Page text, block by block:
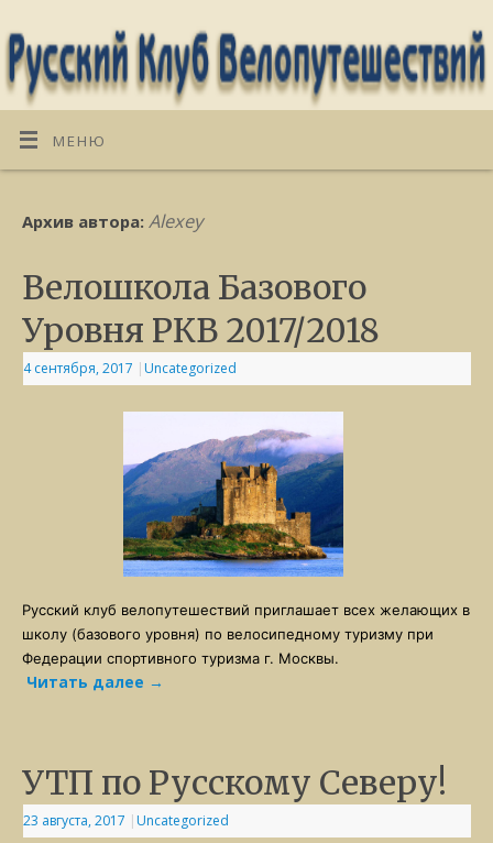
МЕНЮ
Архив автора: Alexey
Велошкола Базового
Уровня РКВ 2017/2018
4 сентября, 2017 | Uncategorized
Русский клуб велопутешествий приглашает всех желающих в
школу (базового уровня) по велосипедному туризму при
Федерации спортивного туризма г. Москвы.
Читать далее →
УТП по Русскому Северу!
23 августа, 2017 | Uncategorized